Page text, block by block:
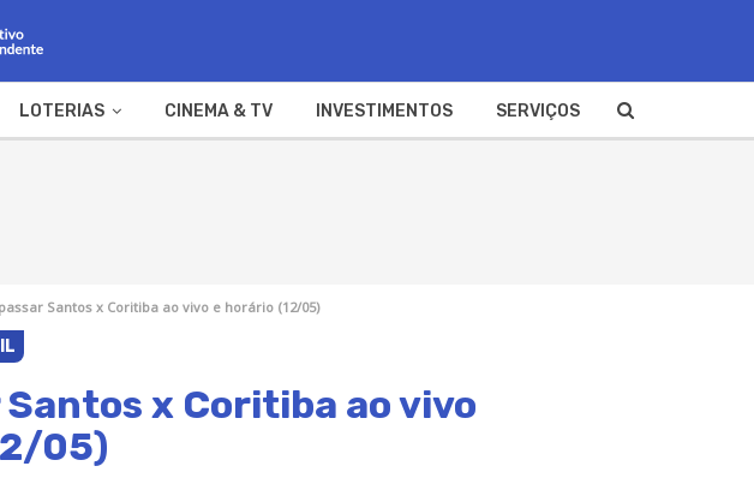
LOTERIAS CINEMA & TV INVESTIMENTOS SERVIÇOS
Santos x Coritiba ao vivo e horário (12/05)
x Coritiba ao vivo
05)